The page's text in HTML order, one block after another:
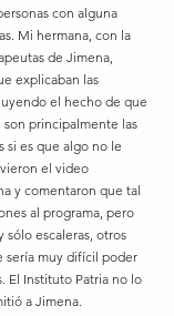
con alguna
Mi hermana, con la
de Jimena,
explicaban las
el hecho de que
son principalmente las
si es que algo no le
el video
y comentaron que tal
al programa, pero
sólo escaleras, otros
muy difícil poder
El Instituto Patria no lo
a Jimena.